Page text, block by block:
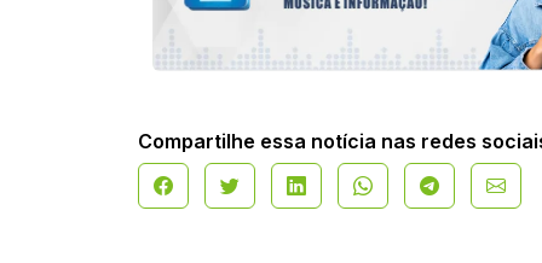
Compartilhe essa notícia nas redes